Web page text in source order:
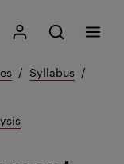
My Kristiania
Open search
Search
Menu
Syllabus